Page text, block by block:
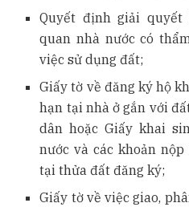
Quyết định giải
quan nhà nước có
việc sử dụng đất;
Giấy tờ về đăng ký hộ
hạn tại nhà ở gắn với
dân hoặc Giấy khai
nước và các khoản
tại thửa đất đăng ký;
Giấy tờ về việc giao,